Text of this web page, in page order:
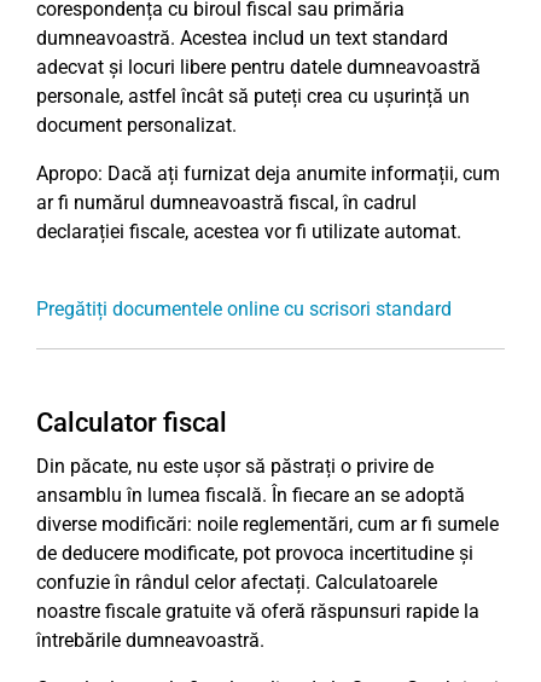
corespondența cu biroul fiscal sau primăria
dumneavoastră. Acestea includ un text standard
adecvat și locuri libere pentru datele dumneavoastră
personale, astfel încât să puteți crea cu ușurință un
document personalizat.
Apropo: Dacă ați furnizat deja anumite informații, cum
ar fi numărul dumneavoastră fiscal, în cadrul
declarației fiscale, acestea vor fi utilizate automat.
Pregătiți documentele online cu scrisori standard
Calculator fiscal
Din păcate, nu este ușor să păstrați o privire de
ansamblu în lumea fiscală. În fiecare an se adoptă
diverse modificări: noile reglementări, cum ar fi sumele
de deducere modificate, pot provoca incertitudine și
confuzie în rândul celor afectați. Calculatoarele
noastre fiscale gratuite vă oferă răspunsuri rapide la
întrebările dumneavoastră.